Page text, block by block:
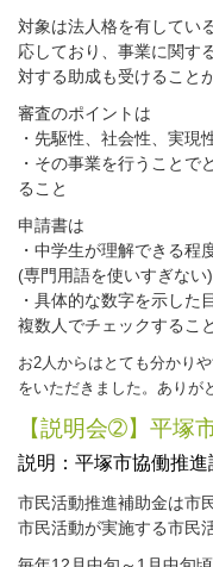
対象は法人格を有してい
応しており、事業に関す
対する助成も受けること
審査のポイントは
・先駆性、社会性、実現
・その事業を行うことで
ること
申請書は
・中学生が理解できる程
(専門用語を使いすぎない)
・具体的な数字を示した
複数人でチェックするこ
お2人からはとても分かり
をいただきました。ありが
【説明会➁】平塚
説明：平塚市協働推
市民活動推進補助金は市
市民活動が実施する市民